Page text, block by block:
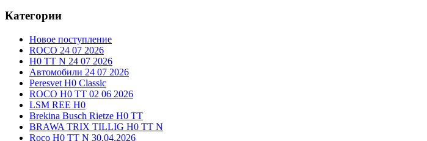
Категории
Новое поступление
ROCO 24 07 2026
H0 TT N 24 07 2026
Автомобили 24 07 2026
Peresvet H0 Classic
ROCO H0 TT 02 06 2026
LSM REE H0
Brekina Busch Rietze H0 TT
BRAWA TRIX TILLIG H0 TT N
Roco H0 TT N 30.04.2026